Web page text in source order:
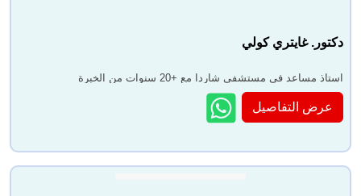
دكتور. غايتري كولي
استاذ مساعد في مستشفى شاردا مع +20 سنوات من الخبرة
عرض التفاصيل